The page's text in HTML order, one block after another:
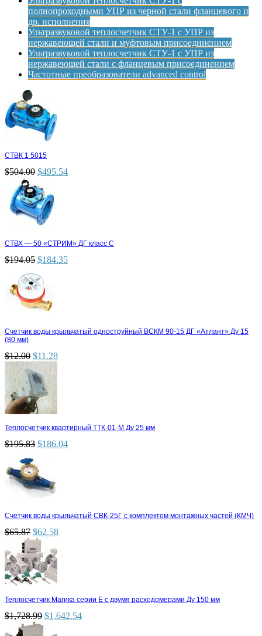
полнопроходными УПР из черной стали фланцевого и
др. исполнения
Ультразвуковой теплосчетчик СТУ-1 с УПР из
нержавеющей стали и муфтовым присоединением
Ультразвуковой теплосчетчик СТУ-1 с УПР из
нержавеющей стали с фланцевым присоединением
Частотные преобразователи advanced control
СТВК 1 5015
$504.00 $495.54
СТВХ — 50 «СТРИМ» ДГ класс С
$194.05 $184.35
Счетчик воды крыльчатый одноструйный ВСКМ 90-15 ДГ «Атлант» Ду 15
(80 мм)
$12.00 $11.28
Теплосчетчик квартирный ТТК-01-М Ду 25 мм
$195.83 $186.04
Счетчик воды крыльчатый СВК-25Г с комплектом монтажных частей (КМЧ)
$65.87 $62.58
Теплосчетчик Магика серии Е с двумя расходомерами Ду 150 мм
$1,728.99 $1,642.54